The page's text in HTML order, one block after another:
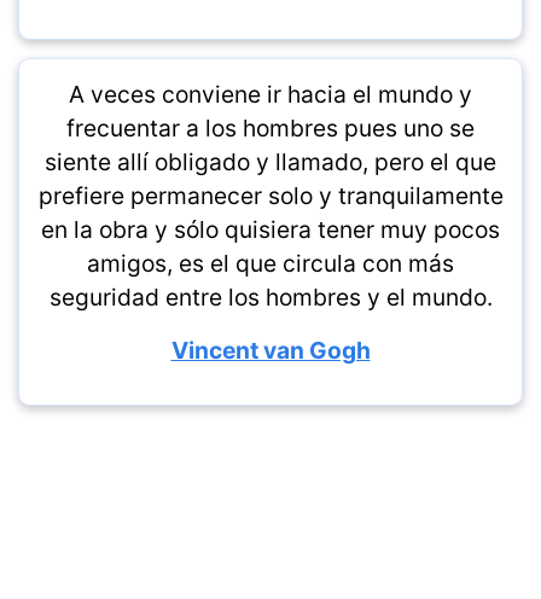
A veces conviene ir hacia el mundo y
frecuentar a los hombres pues uno se
siente allí obligado y llamado, pero el que
prefiere permanecer solo y tranquilamente
en la obra y sólo quisiera tener muy pocos
amigos, es el que circula con más
seguridad entre los hombres y el mundo.
Vincent van Gogh